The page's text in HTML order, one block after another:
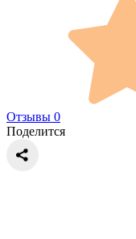
Отзывы 0
Поделится